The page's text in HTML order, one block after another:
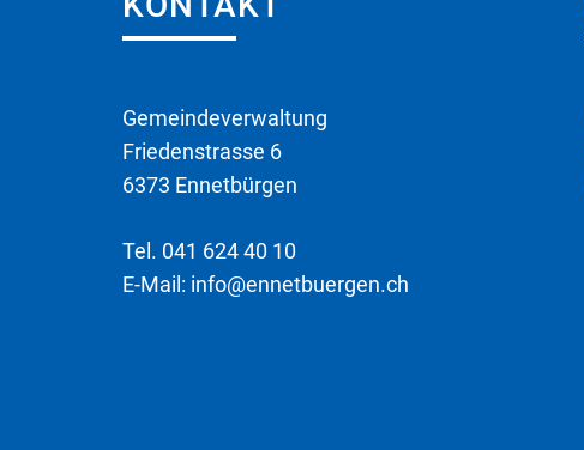
Gemeindeverwaltung
Friedenstrasse 6
6373 Ennetbürgen
Tel. 041 624 40 10
E-Mail: info@ennetbuergen.ch